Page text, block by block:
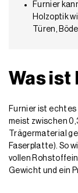
Furnier
Holzoptik
Türen,
Was ist
Furnier ist echtes
meist zwischen
Trägermaterial
Faserplatte). So
vollen
Gewicht und ein